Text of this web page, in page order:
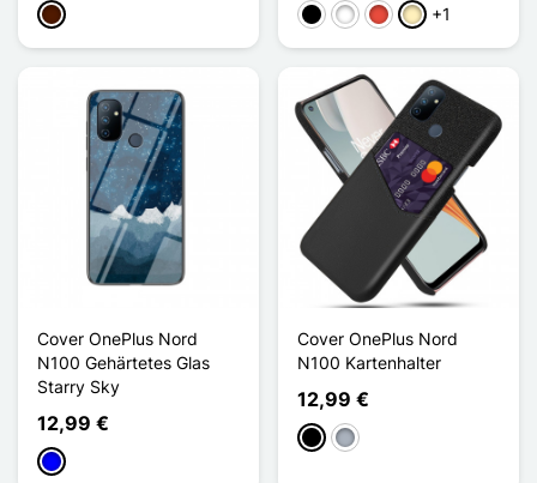
Dunkelbraun Schwarz
WeißRot Golden
+1
Cover OnePlus Nord
N100 Gehärtetes Glas
Starry Sky
12,99 €
Blau
Cover OnePlus Nord
N100 Kartenhalter
12,99 €
Schwarz
Grau